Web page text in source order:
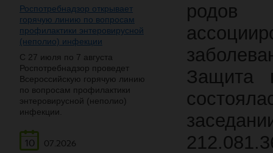
Роспотребнадзор открывает
горячую линию по вопросам
профилактики энтеровирусной
(неполио) инфекции
С 27 июля по 7 августа
Роспотребнадзор проведет
Всероссийскую горячую линию
по вопросам профилактики
энтеровирусной (неполио)
инфекции.
10
07.2026
родов
Защита